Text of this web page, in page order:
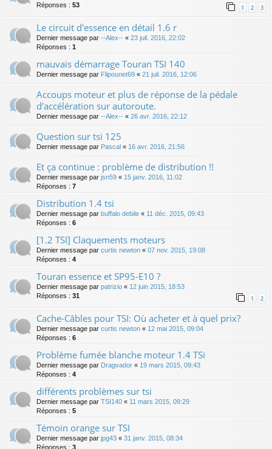
Réponses : 53 1 2 3
Le circuit d'essence en détail 1.6 r
Dernier message par --Alex-- « 23 juil. 2016, 22:02
Réponses : 1
mauvais démarrage Touran TSI 140
Dernier message par Flipounet69 « 21 juil. 2016, 12:06
Accoups moteur et plus de réponse de la pédale
d'accélération sur autoroute.
Dernier message par --Alex-- « 26 avr. 2016, 22:12
Question sur tsi 125
Dernier message par Pascal « 16 avr. 2016, 21:56
Et ça continue : problème de distribution !!
Dernier message par jsn59 « 15 janv. 2016, 11:02
Réponses : 7
Distribution 1.4 tsi
Dernier message par buffalo debile « 11 déc. 2015, 09:43
Réponses : 6
[1.2 TSI] Claquements moteurs
Dernier message par curtis newton « 07 nov. 2015, 19:08
Réponses : 4
Touran essence et SP95-E10 ?
Dernier message par patrizio « 12 juin 2015, 18:53
Réponses : 31 1 2
Cache-Câbles pour TSI: Où acheter et à quel prix?
Dernier message par curtis newton « 12 mai 2015, 09:04
Réponses : 6
Problème fumée blanche moteur 1.4 TSi
Dernier message par Dragvador « 19 mars 2015, 09:43
Réponses : 4
différents problèmes sur tsi
Dernier message par TSI140 « 11 mars 2015, 09:29
Réponses : 5
Témoin orange sur TSI
Dernier message par jpg43 « 31 janv. 2015, 08:34
Réponses : 3